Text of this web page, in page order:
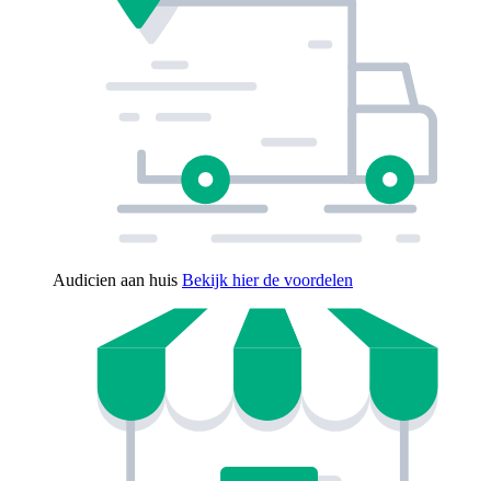
Audicien aan huis Bekijk hier de voordelen